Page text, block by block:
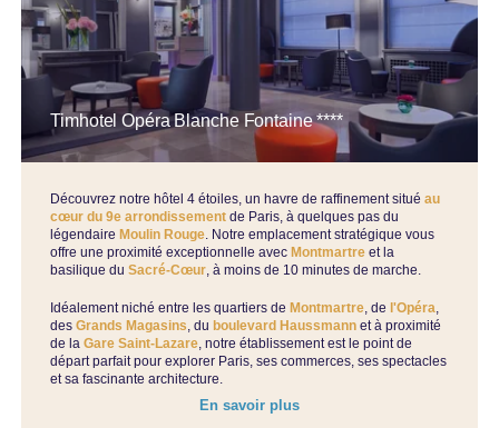
Timhotel Opéra Blanche Fontaine ****
Découvrez notre hôtel 4 étoiles, un havre de raffinement situéau
cœur du 9e arrondissement de Paris, à quelques pas du
légendaire Moulin Rouge. Notre emplacement stratégique vous
offre une proximité exceptionnelle avec Montmartre et la
basilique duSacré-Cœur, à moins de 10 minutes de marche.
Idéalement niché entre les quartiers deMontmartre, del'Opéra,
desGrands Magasins, duboulevard Haussmann et à proximité
de laGare Saint-Lazare, notre établissement est le point de
départ parfait pour explorer Paris, ses commerces, ses spectacles
et sa fascinante architecture.
En savoir plus